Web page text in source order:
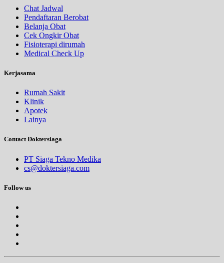
Chat Jadwal
Pendaftaran Berobat
Belanja Obat
Cek Ongkir Obat
Fisioterapi dirumah
Medical Check Up
Kerjasama
Rumah Sakit
Klinik
Apotek
Lainya
Contact Doktersiaga
PT Siaga Tekno Medika
cs@doktersiaga.com
Follow us